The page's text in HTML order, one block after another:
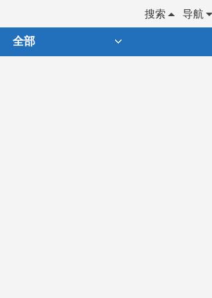
导航
搜索
全部